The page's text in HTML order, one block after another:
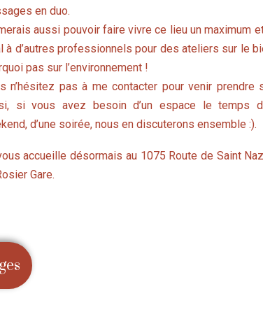
en duo.
aussi pouvoir faire vivre ce lieu un maximum
à d’autres professionnels pour des ateliers sur le
pas sur l’environnement !
n’hésitez pas à me contacter pour venir prendre
si vous avez besoin d’un espace le temps
d’une soirée, nous en discuterons ensemble :).
accueille désormais au 1075 Route de Saint
Gare.